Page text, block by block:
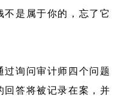
是属于你的，忘了它
过询问审计师四个问题
回答将被记录在案，并